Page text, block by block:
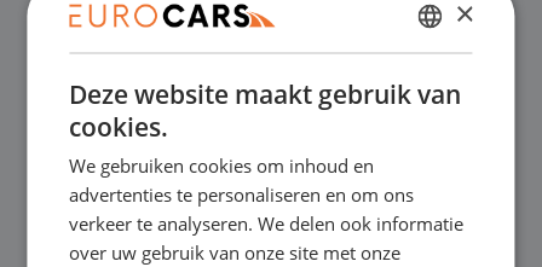
Online kopen, niet goed geld terug
Financial lease – Soepele acceptatie
Gratis thuisbezorgd bij online aankoop
DUTCH
ENGLISH
×
Deze website maakt gebruik van
cookies.
We gebruiken cookies om inhoud en
advertenties te personaliseren en om ons
verkeer te analyseren. We delen ook informatie
over uw gebruik van onze site met onze